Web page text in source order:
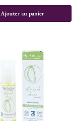
Ajouter au panier